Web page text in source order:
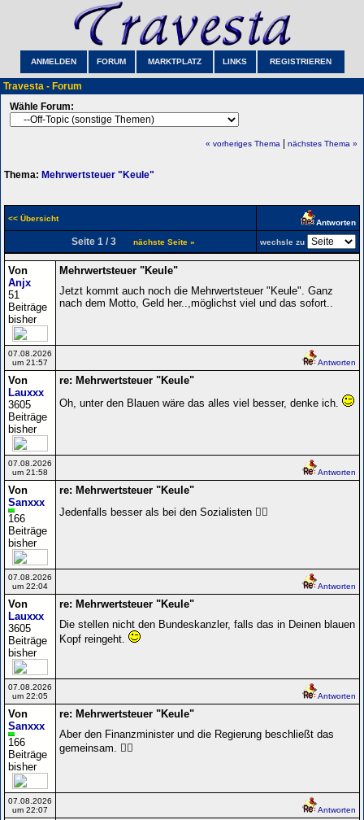
ANMELDEN FORUM MARKTPLATZ LINKS REGISTRIEREN
Travesta - Forum
Wähle Forum:
« vorheriges Thema nächstes Thema »
Thema: Mehrwertsteuer "Keule"
<< Übersicht Antworten
Seite 1 / 3 nächste Seite » wechsle zu
Von
Anjx
51
Beiträge
bisher
Mehrwertsteuer "Keule"
Jetzt kommt auch noch die Mehrwertsteuer "Keule". Ganz
nach dem Motto, Geld her..,möglichst viel und das sofort..
07.08.2026
um 21:57
Antworten
Von
Lauxxx
3605
Beiträge
bisher
re: Mehrwertsteuer "Keule"
Oh, unter den Blauen wäre das alles viel besser, denke ich.
07.08.2026
um 21:58
Antworten
Von
Sanxxx
166
Beiträge
bisher
re: Mehrwertsteuer "Keule"
Jedenfalls besser als bei den Sozialisten 🤷‍♀️
07.08.2026
um 22:04
Antworten
Von
Lauxxx
3605
Beiträge
bisher
re: Mehrwertsteuer "Keule"
Die stellen nicht den Bundeskanzler, falls das in Deinen blauen
Kopf reingeht.
07.08.2026
um 22:05
Antworten
Von
Sanxxx
166
Beiträge
bisher
re: Mehrwertsteuer "Keule"
Aber den Finanzminister und die Regierung beschließt das
gemeinsam. 🤷‍♀️
07.08.2026
um 22:07
Antworten